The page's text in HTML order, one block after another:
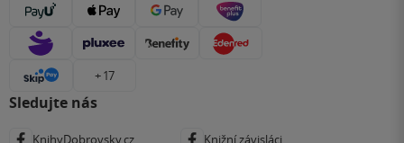
+ 17
Sledujte nás
KnihyDobrovsky.cz Knižní závisláci